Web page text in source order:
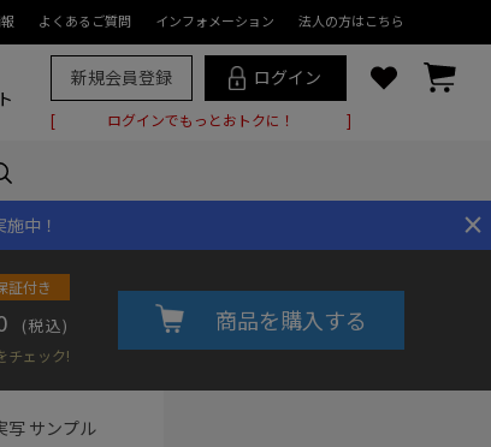
よくあるご質問 インフォメーション 法人の方はこちら
新規会員登録 ログイン
ログインでもっとおトクに！
×
中！
証付き
(税込)
チェック!
商品を購入する
写 サンプル